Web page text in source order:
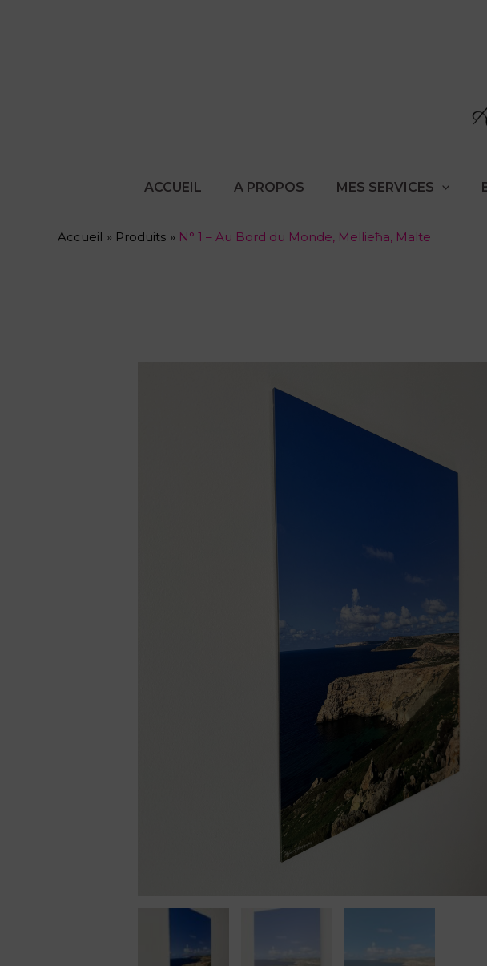
ACCUEIL A PROPOS MES SERVICES
Accueil Produits N° 1 – Au Bord du Monde, Mellieħa, Malte